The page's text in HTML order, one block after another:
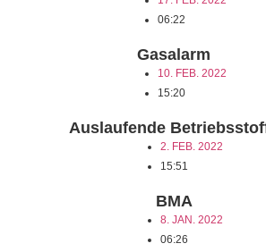
06:22
Gasalarm
10. FEB. 2022
15:20
Auslaufende
2. FEB. 2022
15:51
BMA
8. JAN. 2022
06:26